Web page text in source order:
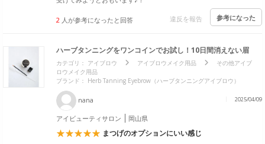
2 人が参考になったと回答 違反を報告 参考になった
ハーブタンニングをワンコインでお試し！10日間消えない眉
カテゴリ： アイブロウ アイブロウメイク用品
その他アイブ
ロウメイク用品
ブランド： Herb Tanning Eyebrow（ハーブタンニングアイブロウ）
nana 2025/04/09
アイビューティサロン 岡山県
まつげのオプションにいい感じ